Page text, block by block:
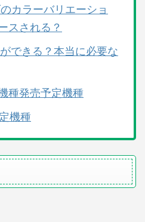
カラーバリエーショ
スされる？
できる？本当に必要な
種発売予定機種
機種